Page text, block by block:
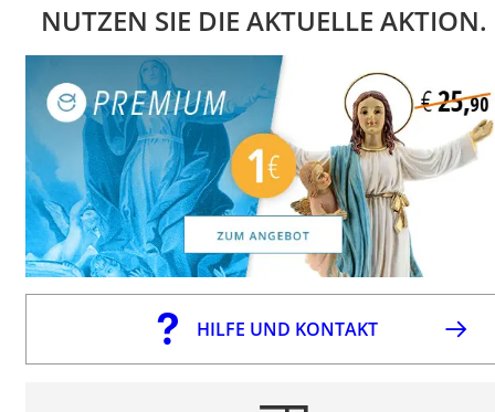
NUTZEN SIE DIE AKTUELLE AKTION.
HILFE UND KONTAKT